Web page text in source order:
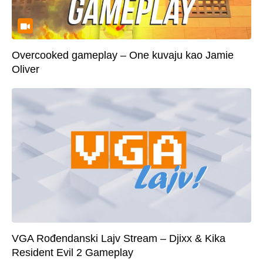
Overcooked gameplay – One kuvaju kao Jamie
Oliver
VGA Rođendanski Lajv Stream – Djixx & Kika
Resident Evil 2 Gameplay